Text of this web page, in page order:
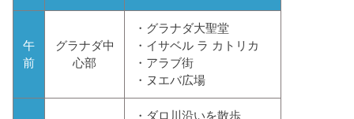
午
前
グラナダ中
心部
・グラナダ大聖堂
・イサベル ラ カトリカ
・アラブ街
・ヌエバ広場
・ダロ川沿いを散歩